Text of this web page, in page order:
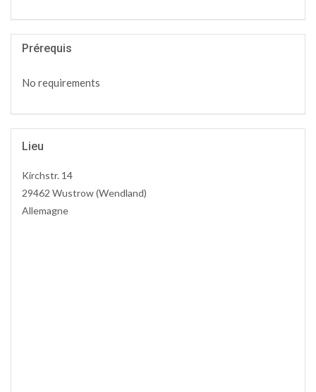
Prérequis
No requirements
Lieu
Kirchstr. 14
29462 Wustrow (Wendland)
Allemagne